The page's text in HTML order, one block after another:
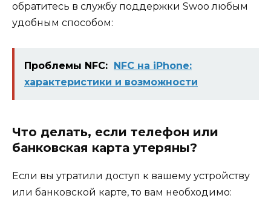
обратитесь в службу поддержки Swoo любым
удобным способом:
Проблемы NFC: NFC на iPhone:
характеристики и возможности
Что делать, если телефон или
банковская карта утеряны?
Если вы утратили доступ к вашему устройству
или банковской карте, то вам необходимо: